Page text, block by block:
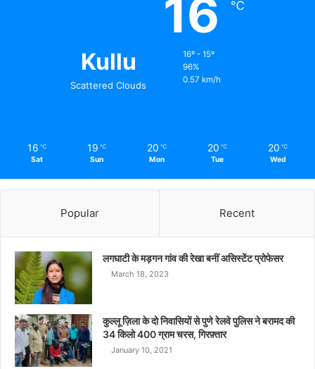
Kullu
Scattered Clouds
16 ℃
16º - 15º
96%
0.57 km/h
16 ℃
Sat
19 ℃
Sun
20 ℃
Mon
20 ℃
Tue
20 ℃
Wed
Popular Recent
लगघाटी के मड़गन गांव की रेखा बनीं असिस्टेंट प्रोफेसर
March 18, 2023
कुल्लू ज़िला के दो निवासियों से पुणे रेलवे पुलिस ने बरामद की
34 किलो 400 ग्राम चरस, गिरफ़्तार
January 10, 2021